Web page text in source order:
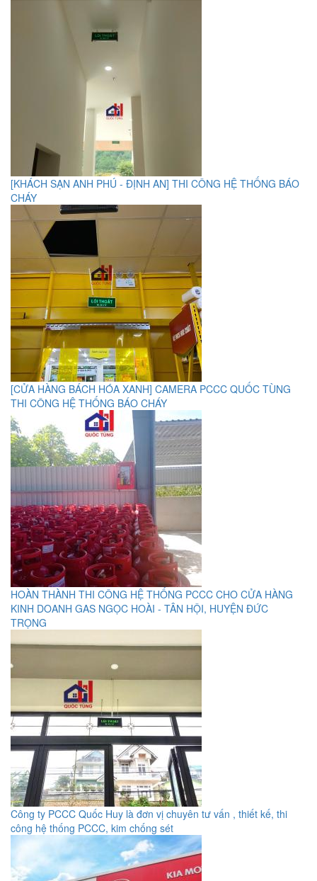
[KHÁCH SẠN ANH PHÚ - ĐỊNH AN] THI CÔNG HỆ THỐNG BÁO
CHÁY
[CỬA HÀNG BÁCH HÓA XANH] CAMERA PCCC QUỐC TÙNG
THI CÔNG HỆ THỐNG BÁO CHÁY
HOÀN THÀNH THI CÔNG HỆ THỐNG PCCC CHO CỬA HÀNG
KINH DOANH GAS NGỌC HOÀI - TÂN HỘI, HUYỆN ĐỨC
TRỌNG
Công ty PCCC Quốc Huy là đơn vị chuyên tư vấn , thiết kế, thi
công hệ thống PCCC, kim chống sét